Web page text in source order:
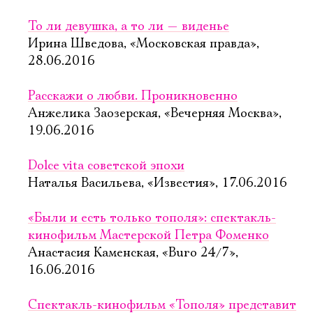
То ли девушка, а то ли — виденье
Ирина Шведова, «Московская правда»,
28.06.2016
Расскажи о любви. Проникновенно
Анжелика Заозерская, «Вечерняя Москва»,
19.06.2016
Dolce vita советской эпохи
Наталья Васильева, «Известия», 17.06.2016
«Были и есть только тополя»: спектакль-
кинофильм Мастерской Петра Фоменко
Анастасия Каменская, «Buro 24/7»,
16.06.2016
Спектакль-кинофильм «Тополя» представит